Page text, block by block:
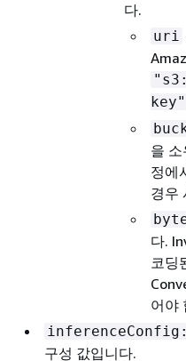
다.
uri
key"
을
정에
경우
다.
코딩
어야
inferenceConfig:
구성 값입니다.